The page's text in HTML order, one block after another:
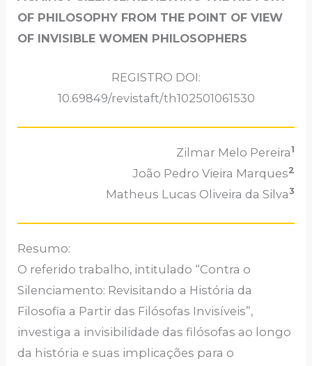
OF PHILOSOPHY FROM THE POINT OF VIEW
OF INVISIBLE WOMEN PHILOSOPHERS
REGISTRO DOI:
10.69849/revistaft/th102501061530
Zilmar Melo Pereira1
João Pedro Vieira Marques2
Matheus Lucas Oliveira da Silva 3
Resumo:
O referido trabalho, intitulado “Contra o
Silenciamento: Revisitando a História da
Filosofia a Partir das Filósofas Invisíveis”,
investiga a invisibilidade das filósofas ao longo
da história e suas implicações para o